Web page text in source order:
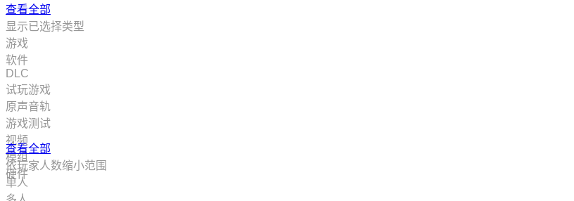
策略
2D
抢先体验
3D
免费开玩
氛围
剧情丰富
彩色
探索
奇幻
多人
可爱
查看全部
显示已选择类型
游戏
软件
DLC
试玩游戏
原声音轨
游戏测试
视频
模组
硬件
查看全部
依玩家人数缩小范围
单人